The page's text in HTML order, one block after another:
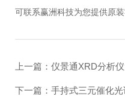
可联系赢洲科技为您提供原装
上一篇： 仪景通XRD分析
下一篇： 手持式三元催化